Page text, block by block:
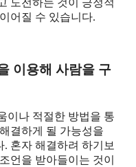
어질 수 있습니다.
이용해 사람을 구
이나 적절한 방법을 통
결하게 될 가능성을
. 혼자 해결하려 하기보
언을 받아들이는 것이